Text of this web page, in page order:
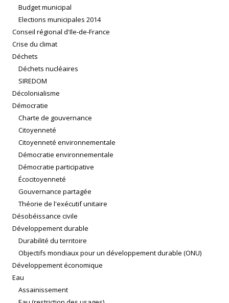
Budget municipal
Elections municipales 2014
Conseil régional d'Ile-de-France
Crise du climat
Déchets
Déchets nucléaires
SIREDOM
Décolonialisme
Démocratie
Charte de gouvernance
Citoyenneté
Citoyenneté environnementale
Démocratie environnementale
Démocratie participative
Écocitoyenneté
Gouvernance partagée
Théorie de l'exécutif unitaire
Désobéissance civile
Développement durable
Durabilité du territoire
Objectifs mondiaux pour un développement durable (ONU)
Développement économique
Eau
Assainissement